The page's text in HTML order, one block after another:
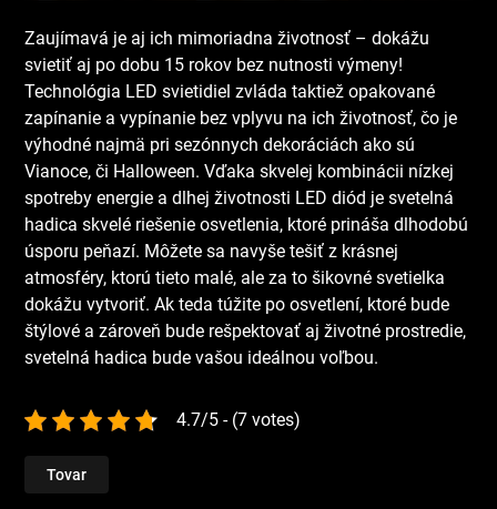
Zaujímavá je aj ich mimoriadna životnosť – dokážu
svietiť aj po dobu 15 rokov bez nutnosti výmeny!
Technológia LED svietidiel zvláda taktiež opakované
zapínanie a vypínanie bez vplyvu na ich životnosť, čo je
výhodné najmä pri sezónnych dekoráciách ako sú
Vianoce, či Halloween. Vďaka skvelej kombinácii nízkej
spotreby energie a dlhej životnosti LED diód je svetelná
hadica skvelé riešenie osvetlenia, ktoré prináša dlhodobú
úsporu peňazí. Môžete sa navyše tešiť z krásnej
atmosféry, ktorú tieto malé, ale za to šikovné svetielka
dokážu vytvoriť. Ak teda túžite po osvetlení, ktoré bude
štýlové a zároveň bude rešpektovať aj životné prostredie,
svetelná hadica bude vašou ideálnou voľbou.
4.7/5 - (7 votes)
Tovar